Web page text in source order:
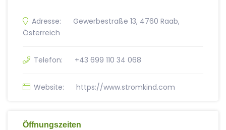
Adresse:
Gewerbestraße 13, 4760 Raab,
Österreich
Telefon: +43 699 110 34 068
Website: https://www.stromkind.com
Öffnungszeiten